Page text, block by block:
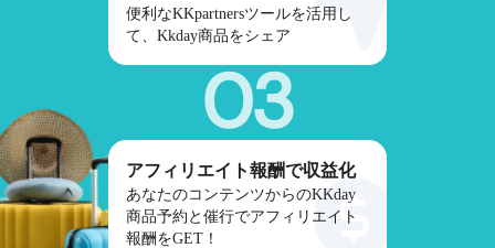
便利なKKpartnersツールを活用し
て、Kkday商品をシェア
03
アフィリエイト報酬で収益化
あなたのコンテンツからのKKday
商品予約と催行でアフィリエイト
報酬をGET！